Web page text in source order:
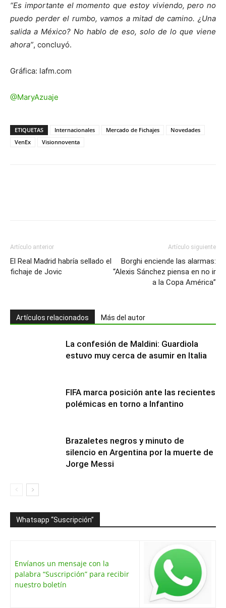
“Es importante el momento que estoy viviendo, pero no
puedo perder el rumbo, vamos a mitad de camino. ¿Una
salida a México? No hablo de eso, solo de lo que viene
ahora”, concluyó.
Gráfica: lafm.com
@MaryAzuaje
ETIQUETAS Internacionales Mercado de Fichajes
Novedades
VenEx
Visionnoventa
Artículo anterior
El Real Madrid habría sellado el
fichaje de Jovic
Artículo siguiente
Borghi enciende las alarmas:
“Alexis Sánchez piensa en no ir
a la Copa América”
Artículos relacionados Más del autor
La confesión de Maldini: Guardiola
estuvo muy cerca de asumir en Italia
FIFA marca posición ante las recientes
polémicas en torno a Infantino
Brazaletes negros y minuto de
silencio en Argentina por la muerte de
Jorge Messi
Whatsapp “Suscripción”
Envíanos un mensaje con la
palabra “Suscripción” para recibir
nuestro boletín